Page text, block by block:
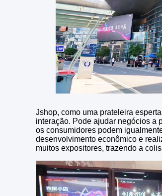
Jshop, como uma prateleira
interação. Pode ajudar negócios a
os consumidores podem
desenvolvimento econômico e
muitos expositores, trazendo a